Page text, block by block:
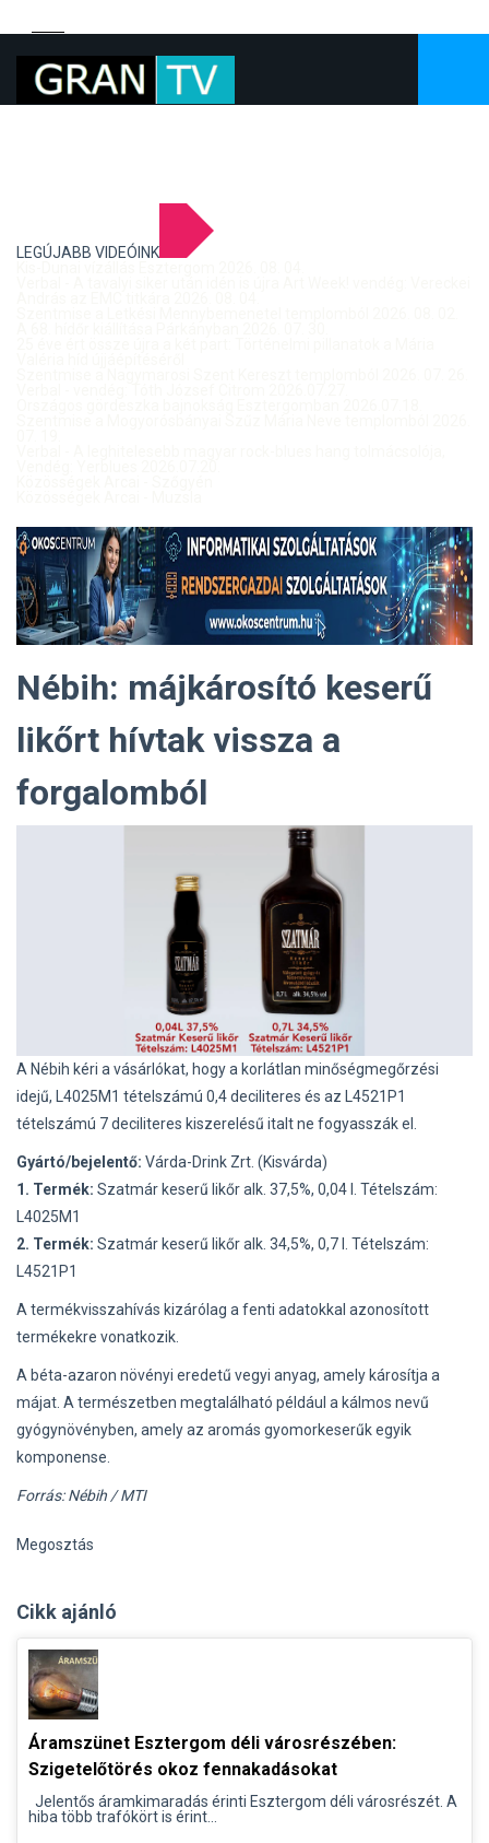
LEGÚJABB VIDEÓINK
Nébih: májkárosító keserű
likőrt hívtak vissza a
forgalomból
A Nébih kéri a vásárlókat, hogy a korlátlan minőségmegőrzési
idejű, L4025M1 tételszámú 0,4 deciliteres és az L4521P1
tételszámú 7 deciliteres kiszerelésű italt ne fogyasszák el.
Gyártó/bejelentő: Várda-Drink Zrt. (Kisvárda)
1. Termék: Szatmár keserű likőr alk. 37,5%, 0,04 l. Tételszám:
L4025M1
2. Termék: Szatmár keserű likőr alk. 34,5%, 0,7 l. Tételszám:
L4521P1
A termékvisszahívás kizárólag a fenti adatokkal azonosított
termékekre vonatkozik.
A béta-azaron növényi eredetű vegyi anyag, amely károsítja a
májat. A természetben megtalálható például a kálmos nevű
gyógynövényben, amely az aromás gyomorkeserűk egyik
komponense.
Forrás: Nébih / MTI
Megosztás
Cikk ajánló
Áramszünet Esztergom déli városrészében:
Szigetelőtörés okoz fennakadásokat
Jelentős áramkimaradás érinti Esztergom déli városrészét. A
hiba több trafókört is érint...